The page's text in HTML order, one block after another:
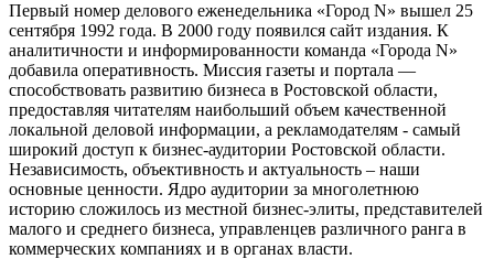
Первый номер делового еженедельника «Город N» вышел 25
сентября 1992 года. В 2000 году появился сайт издания. К
аналитичности и информированности команда «Города N»
добавила оперативность. Миссия газеты и портала —
способствовать развитию бизнеса в Ростовской области,
предоставляя читателям наибольший объем качественной
локальной деловой информации, а рекламодателям - самый
широкий доступ к бизнес-аудитории Ростовской области.
Независимость, объективность и актуальность – наши
основные ценности. Ядро аудитории за многолетнюю
историю сложилось из местной бизнес-элиты, представителей
малого и среднего бизнеса, управленцев различного ранга в
коммерческих компаниях и в органах власти.